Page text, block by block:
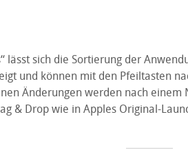
lässt sich die Sortierung der
und können mit den Pfeiltasten
Änderungen werden nach einem
& Drop wie in Apples Original-